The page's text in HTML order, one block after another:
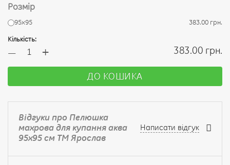
Розмір
95х95 383.00 грн.
Кількість:
— + 383.00 грн.
ДО КОШИКА
Відгуки про Пелюшка
махрова для купання аква
95х95 см ТМ Ярослав
Написати відгук